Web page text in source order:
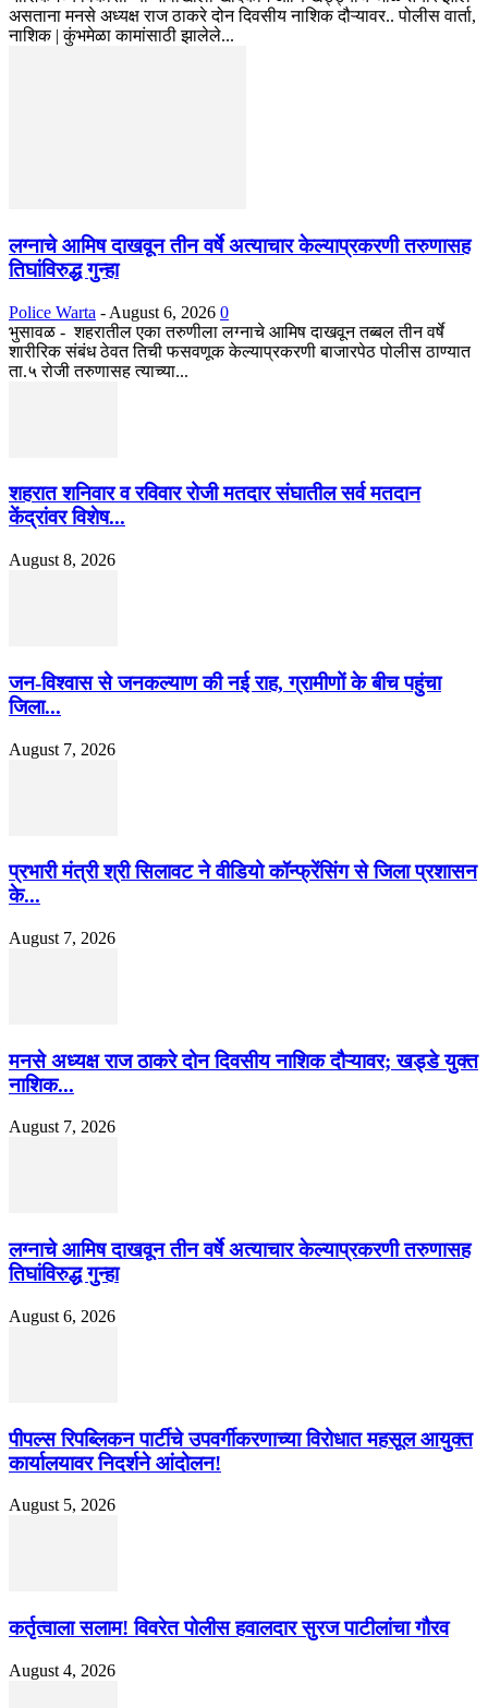
असताना मनसे अध्यक्ष राज ठाकरे दोन दिवसीय नाशिक दौऱ्यावर.. पोलीस वार्ता,
नाशिक | कुंभमेळा कामांसाठी झालेले...
लग्नाचे आमिष दाखवून तीन वर्षे अत्याचार केल्याप्रकरणी तरुणासह
तिघांविरुद्ध गुन्हा
Police Warta - August 6, 2026 0
भुसावळ - शहरातील एका तरुणीला लग्नाचे आमिष दाखवून तब्बल तीन वर्षे
शारीरिक संबंध ठेवत तिची फसवणूक केल्याप्रकरणी बाजारपेठ पोलीस ठाण्यात
ता.५ रोजी तरुणासह त्याच्या...
शहरात शनिवार व रविवार रोजी मतदार संघातील सर्व मतदान
केंद्रांवर विशेष...
August 8, 2026
जन-विश्वास से जनकल्याण की नई राह, ग्रामीणों के बीच पहुंचा
जिला...
August 7, 2026
प्रभारी मंत्री श्री सिलावट ने वीडियो कॉन्फ्रेंसिंग से जिला प्रशासन
के...
August 7, 2026
मनसे अध्यक्ष राज ठाकरे दोन दिवसीय नाशिक दौऱ्यावर; खड्डे युक्त
नाशिक...
August 7, 2026
लग्नाचे आमिष दाखवून तीन वर्षे अत्याचार केल्याप्रकरणी तरुणासह
तिघांविरुद्ध गुन्हा
August 6, 2026
पीपल्स रिपब्लिकन पार्टीचे उपवर्गीकरणाच्या विरोधात महसूल आयुक्त
कार्यालयावर निदर्शने आंदोलन!
August 5, 2026
कर्तृत्वाला सलाम! विवरेत पोलीस हवालदार सुरज पाटीलांचा गौरव
August 4, 2026